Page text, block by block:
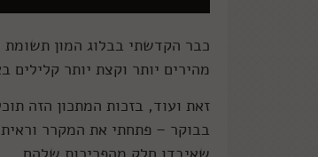
כבר הקדשתי בבלוג המון
מהירים יותר וקצת יותר קלילים
זאת ועוד, בזכות המתכון הזה
בבוקר – פתחתי את המקרר